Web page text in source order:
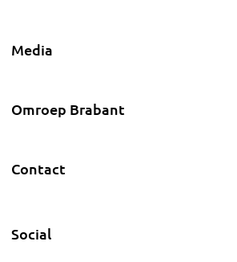
Media
Omroep Brabant
Contact
Social